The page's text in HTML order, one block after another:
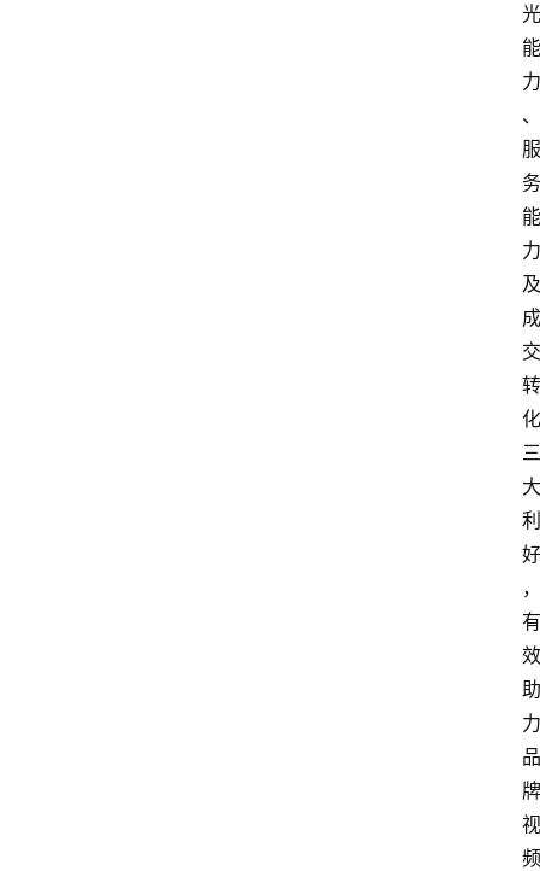
光
能
力
、
服
务
能
力
及
成
交
转
化
三
大
利
好
，
有
效
助
力
品
牌
视
频